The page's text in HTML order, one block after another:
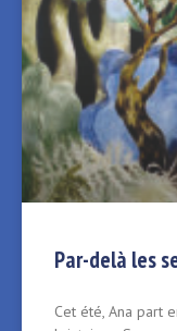
Par-delà les
Cet été, Ana part